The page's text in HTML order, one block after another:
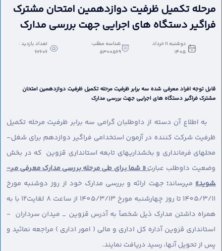
مرحله تکمیل ظرفیت دوازدهمین امتحان مشترک
فراگیر دستگاه های اجرایی جهت بررسی مدارک
دوشنبه 11 خرداد
1405
شناسه مطلب:
5300569
تعداد بازدید :
62606
قابل توجه افراد معرفی شده سه برابر ظرفیت مرحله تکمیل ظرفیت دوازدهمین امتحان
مشترک فراگیر دستگاه های اجرایی جهت بررسی مدارک
به اطلاع آن دسته از داوطلبان گرامی سه برابر ظرفیت مرحله تکمیل
ظرفیت شرکت کننده در آزمون استخدامی فراگیر دوازدهم برای شغل-
محل­های فرمانداری و بخشداریهای تابعه استانداری قزوین که در بخش
وضعیت داوطلب عبارت« شما برای طی مرحله بررسی مدارک معرفی می­
شوید»می­رساند؛ جهت ارائه و بررسی مدارک خود از روز دوشنبه مورخ
1405/3/11 تا روز چهارشنبه مورخ 1405/3/13 از ساعت 8 لغایت12 با به
همراه داشتن مدارک ذیل شخصاً به آدرس قزوین _ میدان سرداران -
استانداری قزوین آداره کل اداری و مالی ( امور اداری ) مراجعه نمائید و
پس از تحویل آنها، رسید دریافت نمایند.